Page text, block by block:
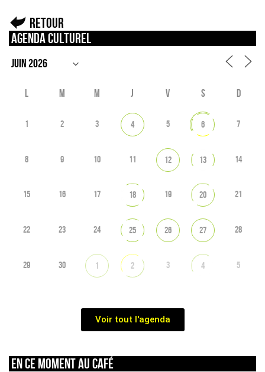
Retour
Agenda culturel
L M M J V S D
1 2 3 4 5 6 7
8 9 10 11 12 13 14
15 16 17 18 19 20 21
22 23 24 25 26 27 28
29 30 1 2 3 4 5
Voir tout l'agenda
En ce moment au café